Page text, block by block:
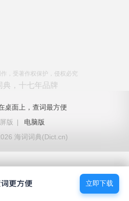
，受著作权保护，侵权必究
典，十七年品牌
桌面上，查词最方便
版
|
电脑版
海词词典(Dict.cn)
立即下载
立即下载